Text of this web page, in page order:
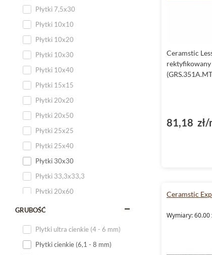
Płytki 7,5x30
Płytki 10x10
Płytki 10x20
Płytki 10x30
Płytki 10x40
Płytki 15x15
Płytki 20x20
Płytki 20x50
Płytki 25x25
Płytki 25x40
Płytki 30x30
Płytki 33,3x33,3
Płytki 20x60
Płytki 20x120
GRUBOŚĆ
Plytki ultra cienkie (4 - 6 mm)
Płytki cienkie (6,1 - 8 mm)
Ceramstic
81,18 zł/
Ceramstic
Wymiary: 60.00